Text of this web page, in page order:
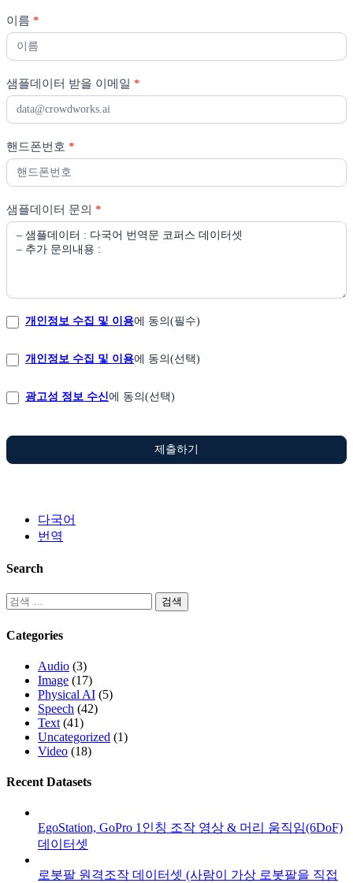
요
청
이름 *
샘플데이터 받을 이메일 *
핸드폰번호 *
샘플데이터 문의 *
개인정보 수집 및 이용에 동의(필수)
개인정보 수집 및 이용에 동의(선택)
광고성 정보 수신 에 동의(선택)
제출하기
다국어
번역
Search
Categories
Audio (3)
Image (17)
Physical AI (5)
Speech (42)
Text (41)
Uncategorized (1)
Video (18)
Recent Datasets
EgoStation, GoPro 1인칭 조작 영상 & 머리 움직임(6DoF)
데이터셋
로봇팔 원격조작 데이터셋 (사람이 가상 로봇팔을 직접